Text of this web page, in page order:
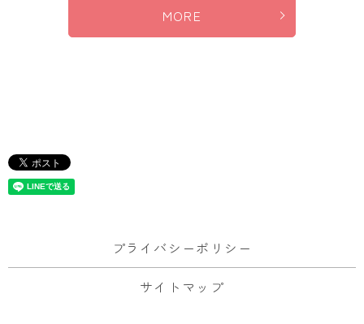
MORE
プライバシーポリシー
サイトマップ